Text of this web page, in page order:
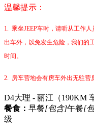
温馨提示：
1. 乘坐JEEP车时，请听从工作
出车外，以免发生危险，我们的
时间。
2. 房车营地会有房车外出无驻营
D4大理 - 丽江（190KM
餐食： 早餐[包含]午餐[
级